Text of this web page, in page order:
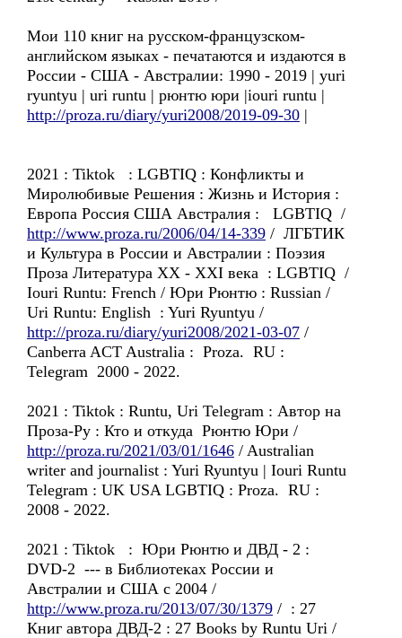
Мои 110 книг на русском-французском-
английском языках - печатаются и издаются в
России - США - Австралии: 1990 - 2019 | yuri
ryuntyu | uri runtu | рюнтю юри |iouri runtu |
http://proza.ru/diary/yuri2008/2019-09-30 |
2021 : Tiktok : LGBTIQ : Конфликты и
Миролюбивые Решения : Жизнь и История :
Европа Россия США Австралия : LGBTIQ /
http://www.proza.ru/2006/04/14-339 / ЛГБТИК
и Культура в России и Австралии : Поэзия
Проза Литература XX - XXI века : LGBTIQ /
Iouri Runtu: French / Юри Рюнтю : Russian /
Uri Runtu: English : Yuri Ryuntyu /
http://proza.ru/diary/yuri2008/2021-03-07 /
Canberra ACT Australia : Proza. RU :
Telegram 2000 - 2022.
2021 : Tiktok : Runtu, Uri Telegram : Автор на
Проза-Ру : Кто и откуда Рюнтю Юри /
http://proza.ru/2021/03/01/1646 / Australian
writer and journalist : Yuri Ryuntyu | Iouri Runtu
Telegram : UK USA LGBTIQ : Proza. RU :
2008 - 2022.
2021 : Tiktok : Юри Рюнтю и ДВД - 2 :
DVD-2 --- в Библиотеках России и
Австралии и США с 2004 /
http://www.proza.ru/2013/07/30/1379 / : 27
Книг автора ДВД-2 : 27 Books by Runtu Uri /